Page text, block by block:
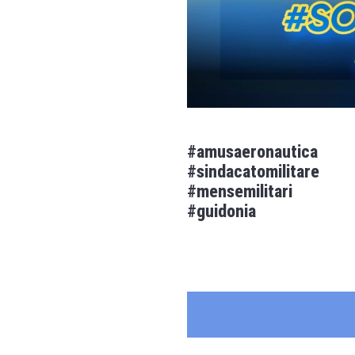
#amusaeronautica
#sindacatomilitare
#mensemilitari
#guidonia